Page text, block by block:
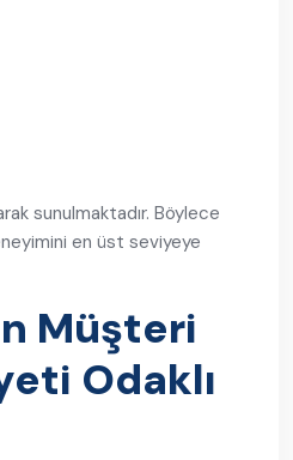
sunulmaktadır. Böylece
en üst seviyeye
Müşteri
Odaklı